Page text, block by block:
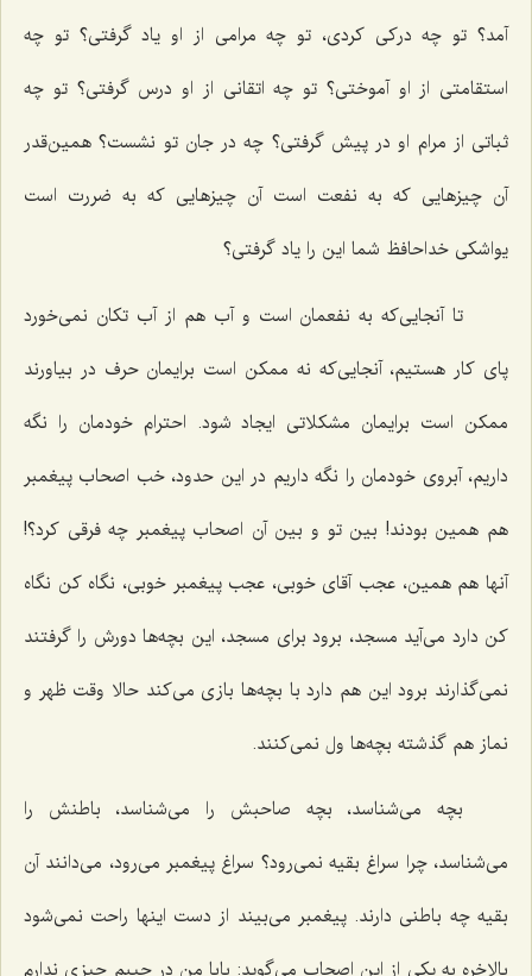
آمد؟ تو چه درکی کردی، تو چه مرامی از او یاد گرفتی؟ تو چه
استقامتی از او آموختی؟ تو چه اتقانی از او درس گرفتی؟ تو چه
ثباتی از مرام او در پیش گرفتی؟ چه در جان تو نشست؟ همین‌قدر
آن چیزهایی که به نفعت است آن چیزهایی که به ضررت است
یواشکی خداحافظ شما این را یاد گرفتی؟
تا آنجایی‌که به نفعمان است و آب هم از آب تکان نمی‌خورد
پای کار هستیم، آنجایی‌که نه ممکن است برایمان حرف در بیاورند
ممکن است برایمان مشکلاتی ایجاد شود. احترام خودمان را نگه
داریم، آبروی خودمان را نگه داریم در این حدود، خب اصحاب پیغمبر
هم همین بودند! بین تو و بین آن اصحاب پیغمبر چه فرقی کرد؟!
آنها هم همین، عجب آقای خوبی، عجب پیغمبر خوبی، نگاه کن نگاه
کن دارد می‌آید مسجد، برود برای مسجد، این بچه‌ها دورش را گرفتند
نمی‌گذارند برود این هم دارد با بچه‌ها بازی می‌کند حالا وقت ظهر و
نماز هم گذشته بچه‌ها ول نمی‌کنند.
بچه می‌شناسد، بچه صاحبش را می‌شناسد، باطنش را
می‌شناسد، چرا سراغ بقیه نمی‌رود؟ سراغ پیغمبر می‌رود، می‌دانند آن
بقیه چه باطنی دارند. پیغمبر می‌بیند از دست اینها راحت نمی‌شود
بالاخره به یکی از این اصحاب می‌گوید: بابا من در جیبم چیزی ندارم